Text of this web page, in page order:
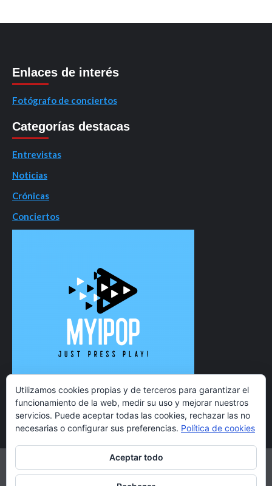
Enlaces de interés
Fotógrafo de conciertos
Categorías destacas
Entrevistas
Noticias
Crónicas
Conciertos
TwitterInstagramFacebookYouTube
Utilizamos cookies propias y de terceros para garantizar el
funcionamiento de la web, medir su uso y mejorar nuestros
servicios. Puede aceptar todas las cookies, rechazar las no
necesarias o configurar sus preferencias. Política de cookies
Aceptar todo